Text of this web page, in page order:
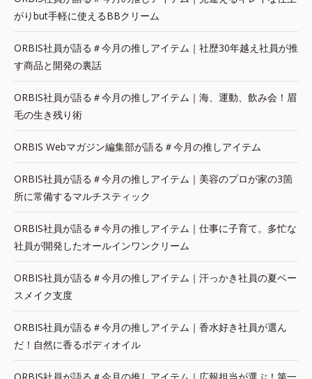
がりbut手軽に使えるBBクリーム
ORBIS社員が語る＃今月の推しアイテム｜社歴30年越え社員が推
す商品と開発の裏話
ORBIS社員が語る＃今月の推しアイテム｜海、運動、飲み会！眉
毛の生き残り術
ORBIS Webマガジン編集部が語る＃今月の推しアイテム
ORBIS社員が語る＃今月の推しアイテム｜美容のプロが家の3箇
所に常備するマルチスティック
ORBIS社員が語る＃今月の推しアイテム｜仕事に子育て。多忙な
社員が開発したオールインワンクリーム
ORBIS社員が語る＃今月の推しアイテム｜汗っかき社員の夏ベー
スメイク支度
ORBIS社員が語る＃今月の推しアイテム｜香水好き社員が選ん
だ！自然に香るボディオイル